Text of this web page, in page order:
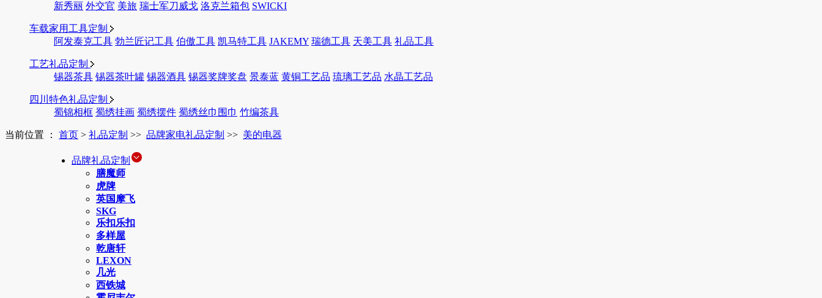
新秀丽 外交官 美旅 瑞士军刀威戈 洛克兰箱包 SWICKI
车载家用工具定制
阿发泰克工具 勃兰匠记工具 伯傲工具 凯马特工具 JAKEMY 瑞德工具 天美工具 礼品工具
工艺礼品定制
锡器茶具 锡器茶叶罐 锡器酒具 锡器奖牌奖盘 景泰蓝 黄铜工艺品 琉璃工艺品 水晶工艺品
四川特色礼品定制
蜀锦相框 蜀绣挂画 蜀绣摆件 蜀绣丝巾围巾 竹编茶具
当前位置 ： 首页 > 礼品定制 >> 品牌家电礼品定制 >> 美的电器
品牌礼品定制
膳魔师
虎牌
英国摩飞
SKG
乐扣乐扣
多样屋
乾唐轩
LEXON
几光
西铁城